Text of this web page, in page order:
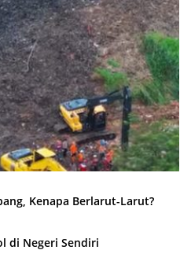
Kenapa Berlarut-Larut?
di Negeri Sendiri